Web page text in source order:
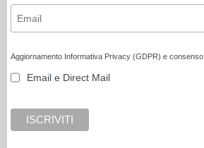
Aggiornamento Informativa Privacy (GDPR) e consenso
Email e Direct Mail